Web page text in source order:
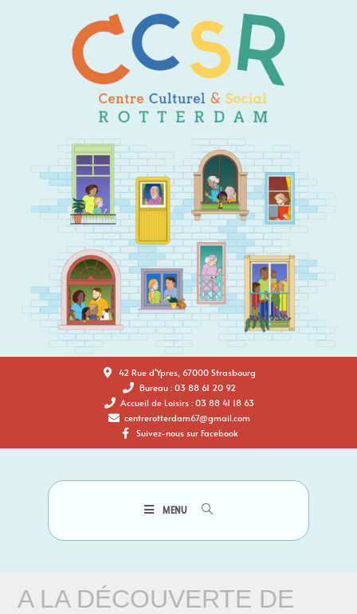
42 Rue d'Ypres, 67000 Strasbourg
Bureau : 03 88 61 20 92
Accueil de Loisirs : 03 88 41 18 63
centrerotterdam67@gmail.com
Suivez-nous sur Facebook
MENU
A LA DÉCOUVERTE DE